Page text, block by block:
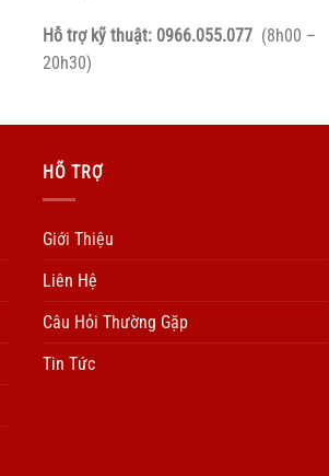
Hỗ trợ kỹ thuật: 0966.055.077 (8h00 –
20h30)
HÕ TRỢ
Giới Thiệu
Liên Hệ
Câu Hỏi Thường Gặp
Tin Tức